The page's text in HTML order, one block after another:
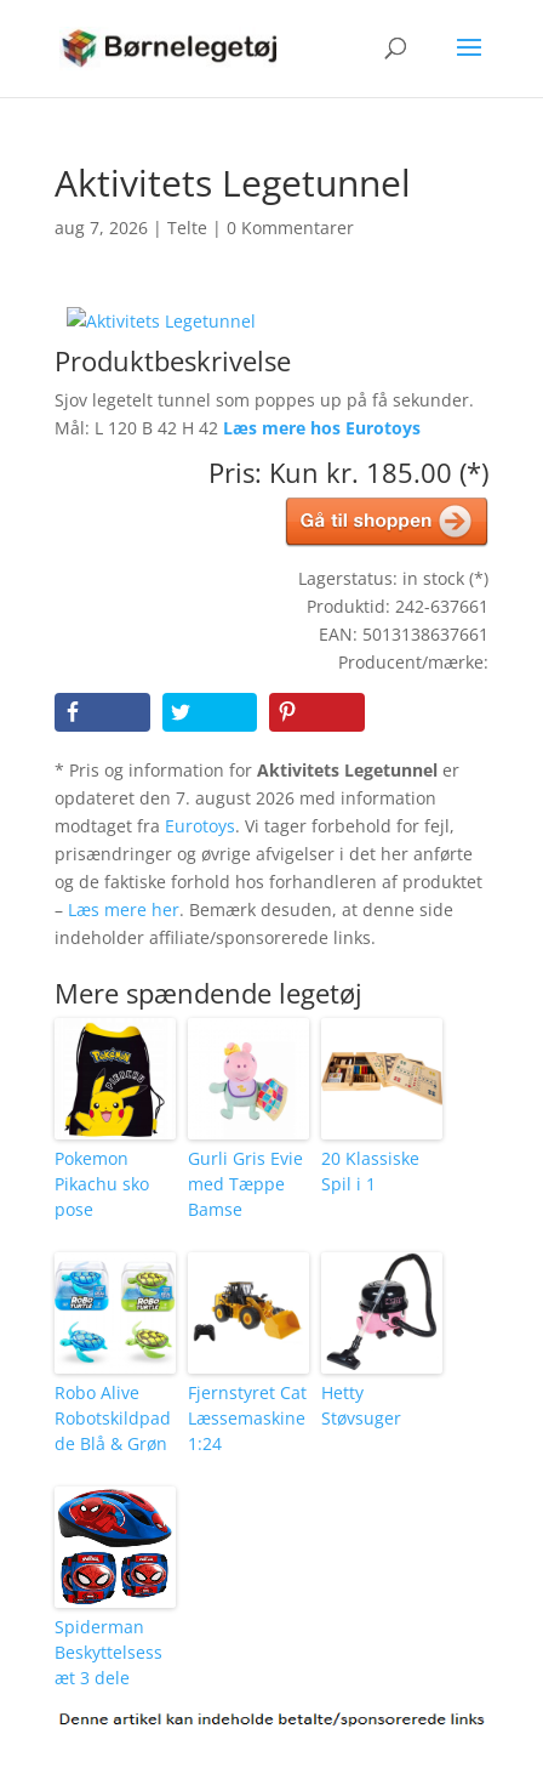
Aktivitets Legetunnel
aug 7, 2026| Telte | 0 Kommentarer
Produktbeskrivelse
Sjov legetelt tunnel som poppes up på få sekunder.
Mål: L 120 B 42 H 42 Læs mere hos Eurotoys
Pris: Kun kr. 185.00 (*)
Lagerstatus: in stock (*)
Produktid: 242-637661
EAN: 5013138637661
Producent/mærke:
* Pris og information for Aktivitets Legetunneler
opdateret den 7. august 2026 med information
modtaget fra Eurotoys. Vi tager forbehold for fejl,
prisændringer og øvrige afvigelser i det her anførte
og de faktiske forhold hos forhandleren af produktet
– Læs mere her. Bemærk desuden, at denne side
indeholder affiliate/sponsorerede links.
Mere spændende legetøj
Pokemon
Pikachu sko
pose
Gurli Gris Evie
med Tæppe
Bamse
20 Klassiske
Spil i 1
Robo Alive
Robotskildpad
de Blå & Grøn
Fjernstyret Cat
Læssemaskine
1:24
Hetty
Støvsuger
Spiderman
Beskyttelsess
æt 3 dele